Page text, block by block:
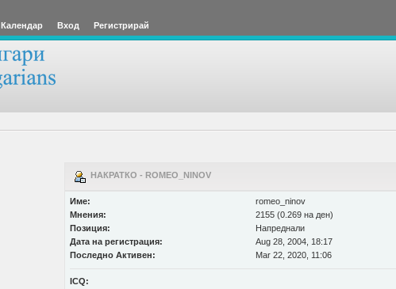
Календар Вход Регистрирай
НАКРАТКО - ROMEO_NINOV
Име:
romeo_ninov
Мнения:
2155 (0.269 на ден)
Позиция:
Напреднали
Дата на регистрация:
Aug 28, 2004, 18:17
Последно Активен:
Mar 22, 2020, 11:06
ICQ: